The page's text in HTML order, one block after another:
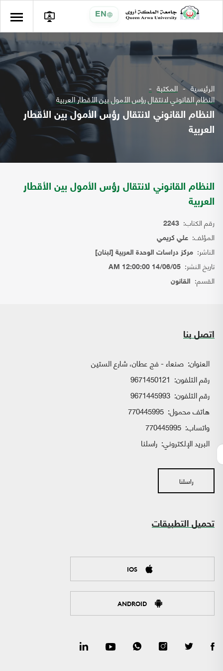
EN
الرئيسية المكتبة
النظام القانوني لانتقال رؤس الأمول بين الأقطار العربية
النظام القانوني لانتقال رؤس الأمول بين الأقطار
العربية
النظام القانوني لانتقال رؤس الأمول بين الأقطار
العربية
رقم الكتاب: 2243
المؤلف: علي كريمي
الناشر: مركز دراسات الوحدة العربية [لبنان]
تاريخ النشر: 14/06/05 12:00:00 AM
القسم: القانون
اتصل بنا
العنوان: صنعاء - فج عطان، شارع الستين
رقم التلفون: 9671450121
رقم التلفون: 9671445993
هاتف محمول: 770445995
واتساب:
البريد الإلكتروني: راسلنا
راسلنا
تحميل التطبيقات
IOS
ANDROID